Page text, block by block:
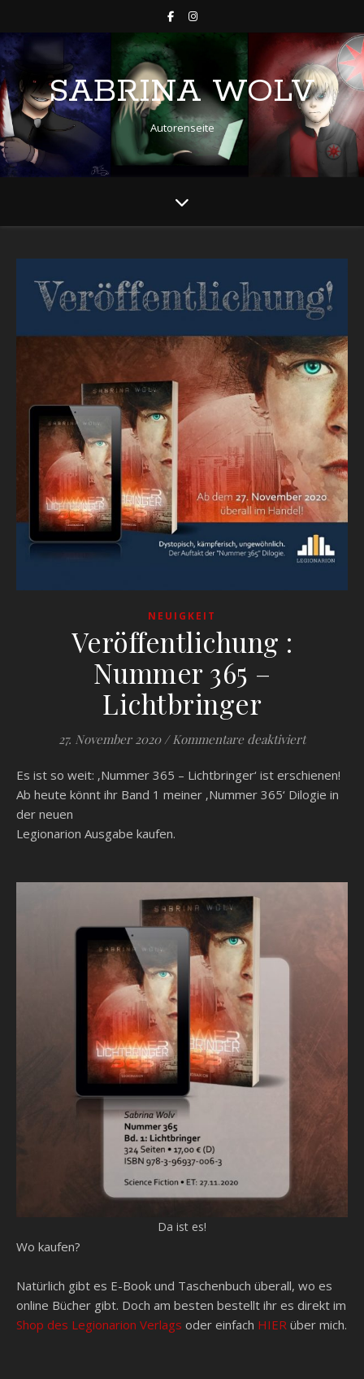
SABRINA WOLV
Autorenseite
NEUIGKEIT
Veröffentlichung :
Nummer 365 –
Lichtbringer
27. November 2020 / Kommentare deaktiviertfür
Es ist so weit: ‚Nummer 365 – Lichtbringer‘ ist erschienen!
Ab heute könnt ihr Band 1 meiner ‚Nummer 365‘ Dilogie in
der neuen
Legionarion Ausgabe kaufen.
Da ist es!
Wo kaufen?
Natürlich gibt es E-Book und Taschenbuch überall, wo es
online Bücher gibt. Doch am besten bestellt ihr es direkt im
Shop des Legionarion Verlags oder einfach HIER über mich.